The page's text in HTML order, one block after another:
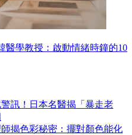
醫學教授：啟動情緒時鐘的10
訊！日本名醫揭「暴走老
揭色彩秘密：擺對顏色能化